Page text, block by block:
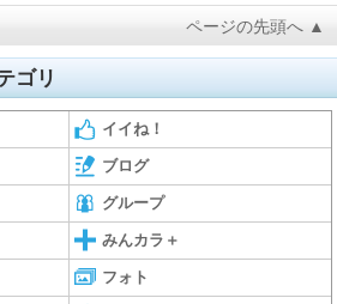
ページの先頭へ ▲
ゴリ
イイね！
ブログ
グループ
みんカラ＋
フォト